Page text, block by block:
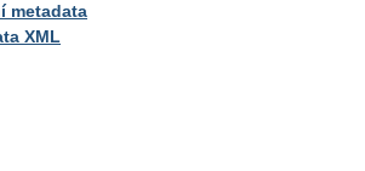
metadata
XML